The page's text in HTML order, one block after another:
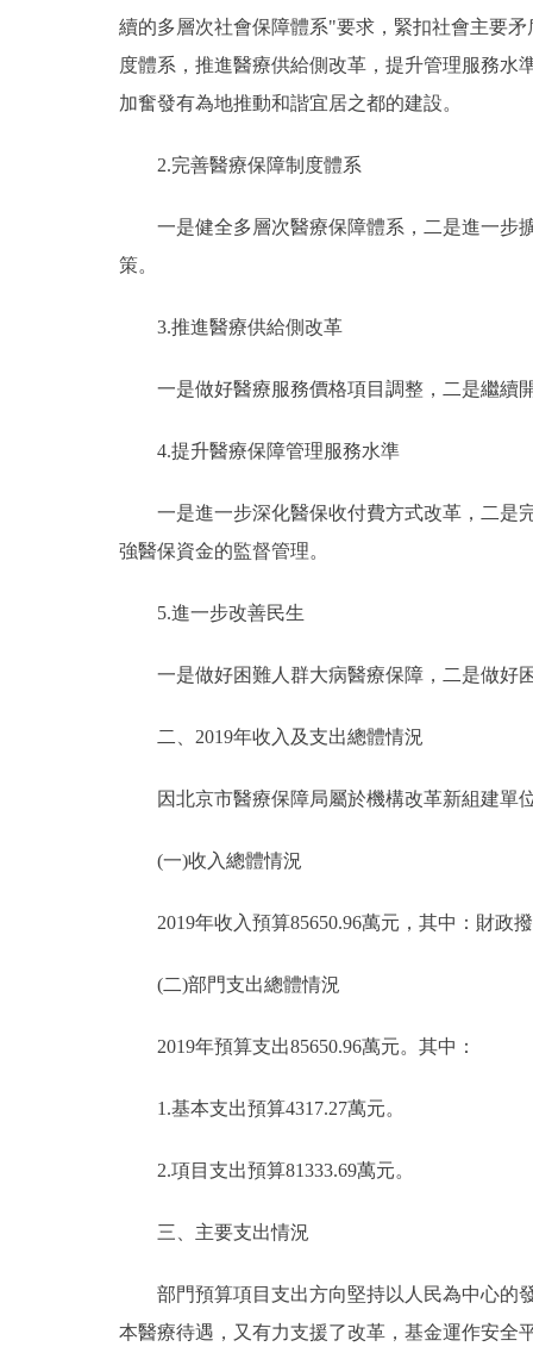
續的多層次社會保障體系"要求，緊扣社會主要
度體系，推進醫療供給側改革，提升管理服務
加奮發有為地推動和諧宜居之都的建設。
2.完善醫療保障制度體系
一是健全多層次醫療保障體系，二是進一步擴
策。
3.推進醫療供給側改革
一是做好醫療服務價格項目調整，二是繼續開
4.提升醫療保障管理服務水準
一是進一步深化醫保收付費方式改革，二是完
強醫保資金的監督管理。
5.進一步改善民生
一是做好困難人群大病醫療保障，二是做好
二、2019年收入及支出總體情況
因北京市醫療保障局屬於機構改革新組建單
(一)收入總體情況
2019年收入預算85650.96萬元，其中：財政撥
(二)部門支出總體情況
2019年預算支出85650.96萬元。其中：
1.基本支出預算4317.27萬元。
2.項目支出預算81333.69萬元。
三、主要支出情況
部門預算項目支出方向堅持以人民為中心的發
本醫療待遇，又有力支援了改革，基金運作安全